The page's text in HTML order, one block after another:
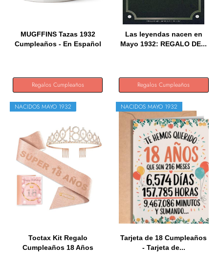
MUGFFINS Tazas 1932
Cumpleaños - En Español
Regalos Cumpleaños
Las leyendas nacen en
Mayo 1932: REGALO DE...
Regalos Cumpleaños
NACIDOS MAYO 1932
Toctax Kit Regalo
Cumpleaños 18 Años
NACIDOS MAYO 1932
Tarjeta de 18 Cumpleaños
- Tarjeta de...